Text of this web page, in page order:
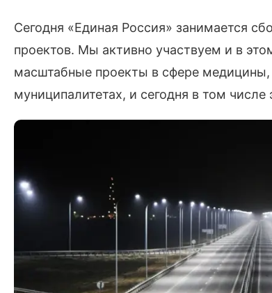
Сегодня «Единая Россия» занимается
проектов. Мы активно участвуем и в
масштабные проекты в сфере
муниципалитетах, и сегодня в том